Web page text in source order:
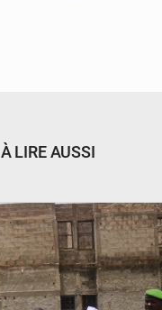
À LIRE AUSSI